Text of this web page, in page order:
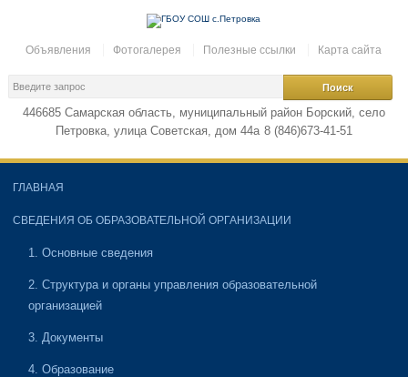
Объявления Фотогалерея Полезные ссылки Карта сайта
446685 Самарская область, муниципальный район Борский, село
Петровка, улица Советская, дом 44а 8 (846)673-41-51
ГЛАВНАЯ
СВЕДЕНИЯ ОБ ОБРАЗОВАТЕЛЬНОЙ ОРГАНИЗАЦИИ
1. Основные сведения
2. Структура и органы управления образовательной
организацией
3. Документы
4. Образование